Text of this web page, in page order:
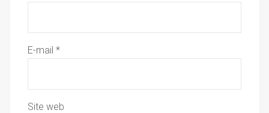
E-mail *
Site web